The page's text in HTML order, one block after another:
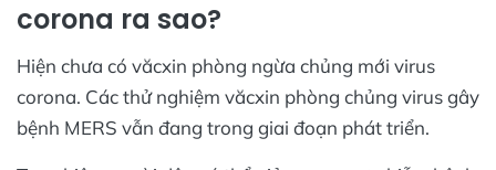
corona ra sao?
Hiện chưa có văcxin phòng ngừa chủng mới virus
corona. Các thử nghiệm văcxin phòng chủng virus gây
bệnh MERS vẫn đang trong giai đoạn phát triển.